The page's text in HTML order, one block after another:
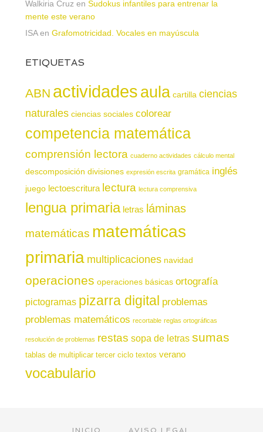
Walkiria Cruzen Sudokus infantiles para entrenar la
mente este verano
ISAen Grafomotricidad. Vocales en mayúscula
ETIQUETAS
ABN actividadesaula cartilla ciencias
naturales ciencias sociales colorear
competencia matemática
comprensión lectora cuaderno actividades cálculo mental
descomposición divisiones expresión escrita gramática inglés
juego lectoescritura lectura lectura comprensiva
lengua primaria letras láminas
matemáticas matemáticas
primaria multiplicaciones navidad
operaciones operaciones básicas ortografía
pictogramas pizarra digital problemas
problemas matemáticos recortable reglas ortográficas
resolución de problemas restas sopa de letras sumas
tablas de multiplicar tercer ciclo textos verano
vocabulario